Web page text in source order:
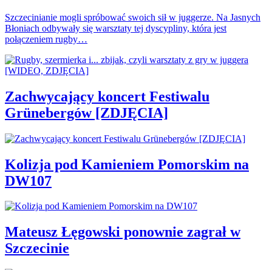
Szczecinianie mogli spróbować swoich sił w juggerze. Na Jasnych
Błoniach odbywały się warsztaty tej dyscypliny, która jest
połączeniem rugby…
Zachwycający koncert Festiwalu
Grünebergów [ZDJĘCIA]
Kolizja pod Kamieniem Pomorskim na
DW107
Mateusz Łęgowski ponownie zagrał w
Szczecinie